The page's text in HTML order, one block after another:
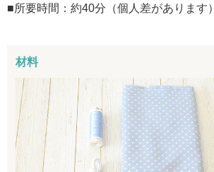
■所要時間：約40分（個人差があります）
材料